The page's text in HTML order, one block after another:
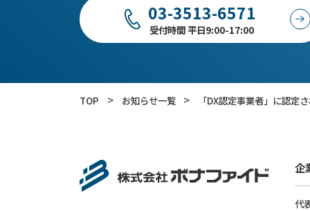
03-3513-6571
受付時間 平日9:00-17:00
TOP > お知らせ一覧 > 「DX認定事業者」に認定
企
代